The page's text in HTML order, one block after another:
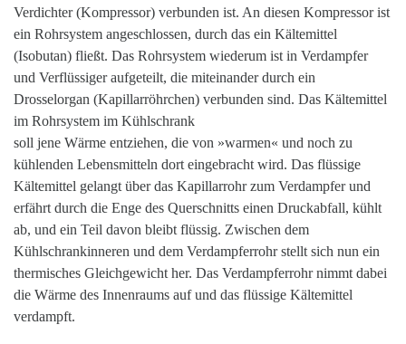
Verdichter (Kompressor) verbunden ist. An diesen Kompressor ist
ein Rohrsystem angeschlossen, durch das ein Kältemittel
(Isobutan) fließt. Das Rohrsystem wiederum ist in Verdampfer
und Verflüssiger aufgeteilt, die miteinander durch ein
Drosselorgan (Kapillarröhrchen) verbunden sind. Das Kältemittel
im Rohrsystem im Kühlschrank
soll jene Wärme entziehen, die von »warmen« und noch zu
kühlenden Lebensmitteln dort eingebracht wird. Das flüssige
Kältemittel gelangt über das Kapillarrohr zum Verdampfer und
erfährt durch die Enge des Querschnitts einen Druckabfall, kühlt
ab, und ein Teil davon bleibt flüssig. Zwischen dem
Kühlschrankinneren und dem Verdampferrohr stellt sich nun ein
thermisches Gleichgewicht her. Das Verdampferrohr nimmt dabei
die Wärme des Innenraums auf und das flüssige Kältemittel
verdampft.